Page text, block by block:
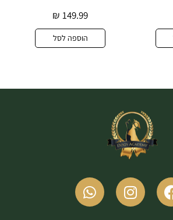
149.99
₪
הוספה לסל